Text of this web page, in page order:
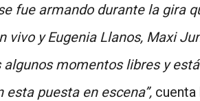
fue armando durante la gira
vivo y Eugenia Llanos, Maxi
momentos libres y
esta puesta en escena”, cuenta